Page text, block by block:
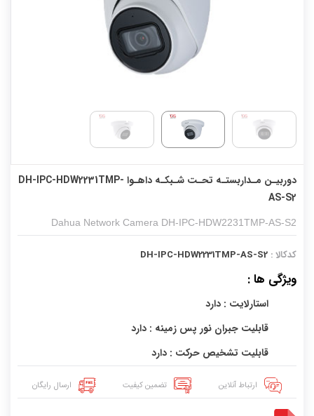
دوربیـن مـداربستـه تحـت شـبکـه داهـوا DH-IPC-HDW2231TMP-
AS-S2
Dahua Network Camera DH-IPC-HDW2231TMP-AS-S2
کدکالا : DH-IPC-HDW2231TMP-AS-S2
ویژگی ها :
استارلایت : دارد
قابلیت جبران نور پس زمینه : دارد
قابلیت تشخیص حرکت : دارد
ارتباط آنلاین تضمین کیفیت ارسال رایگان